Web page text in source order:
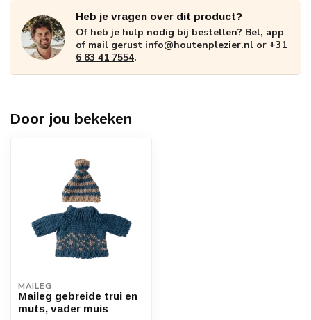
Heb je vragen over dit product?
Of heb je hulp nodig bij bestellen? Bel, app
of mail gerust info@houtenplezier.nl or +31
6 83 41 7554.
Door jou bekeken
MAILEG
Maileg gebreide trui en
muts, vader muis